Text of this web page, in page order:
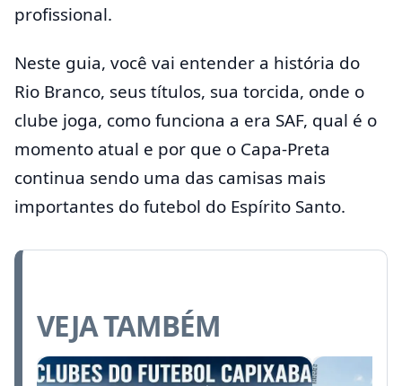
profissional.
Neste guia, você vai entender a história do
Rio Branco, seus títulos, sua torcida, onde o
clube joga, como funciona a era SAF, qual é o
momento atual e por que o Capa-Preta
continua sendo uma das camisas mais
importantes do futebol do Espírito Santo.
VEJA TAMBÉM